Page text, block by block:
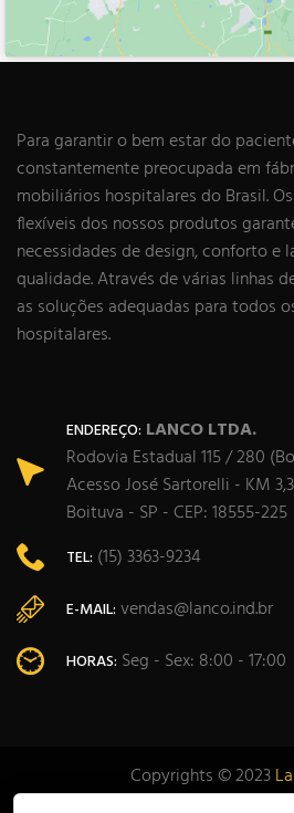
Para garantir o bem estar do
constantemente preocupada em
mobiliários hospitalares do Brasil.
flexíveis dos nossos produtos
necessidades de design, conforto e
qualidade. Através de várias linhas
as soluções adequadas para todos
hospitalares.
ENDEREÇO: LANCO LTDA.
Rodovia Estadual 115 / 280
Acesso José Sartorelli - KM 3,3
Boituva - SP - CEP: 18555-225
TEL: (15) 3363-9234
E-MAIL: vendas@lanco.ind.br
HORAS: Seg - Sex: 8:00 - 17:00
Copyrights © 2023